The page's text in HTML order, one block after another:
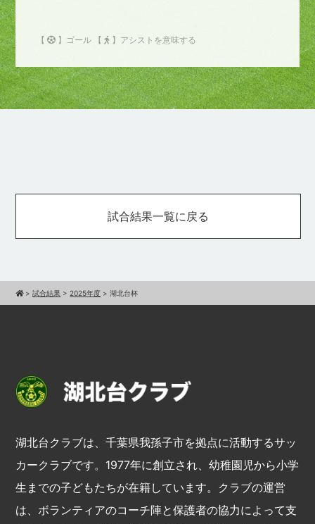
【 】ゴール 【 】アシストを意味する
試合結果一覧に戻る
>試合結果 > 2025年度 >湖北台杯
湖北台クラブは、千葉県我孫子市を拠点に活動するサッ
カークラブです。1977年に創立され、幼稚園児から小学
生までの子どもたちが在籍しています。クラブの運営
は、ボランティアのコーチ陣と保護者の協力によって支